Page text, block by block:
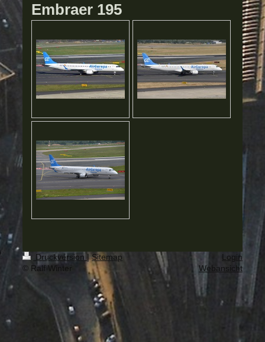
Embraer 195
Druckversion | Sitemap
© Ralf Winter
Login
Webansicht